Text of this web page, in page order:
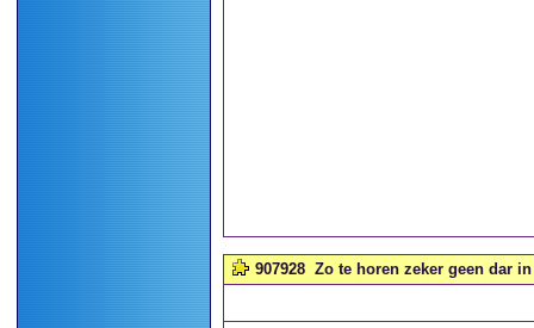
907928 Zo te horen zeker geen dar